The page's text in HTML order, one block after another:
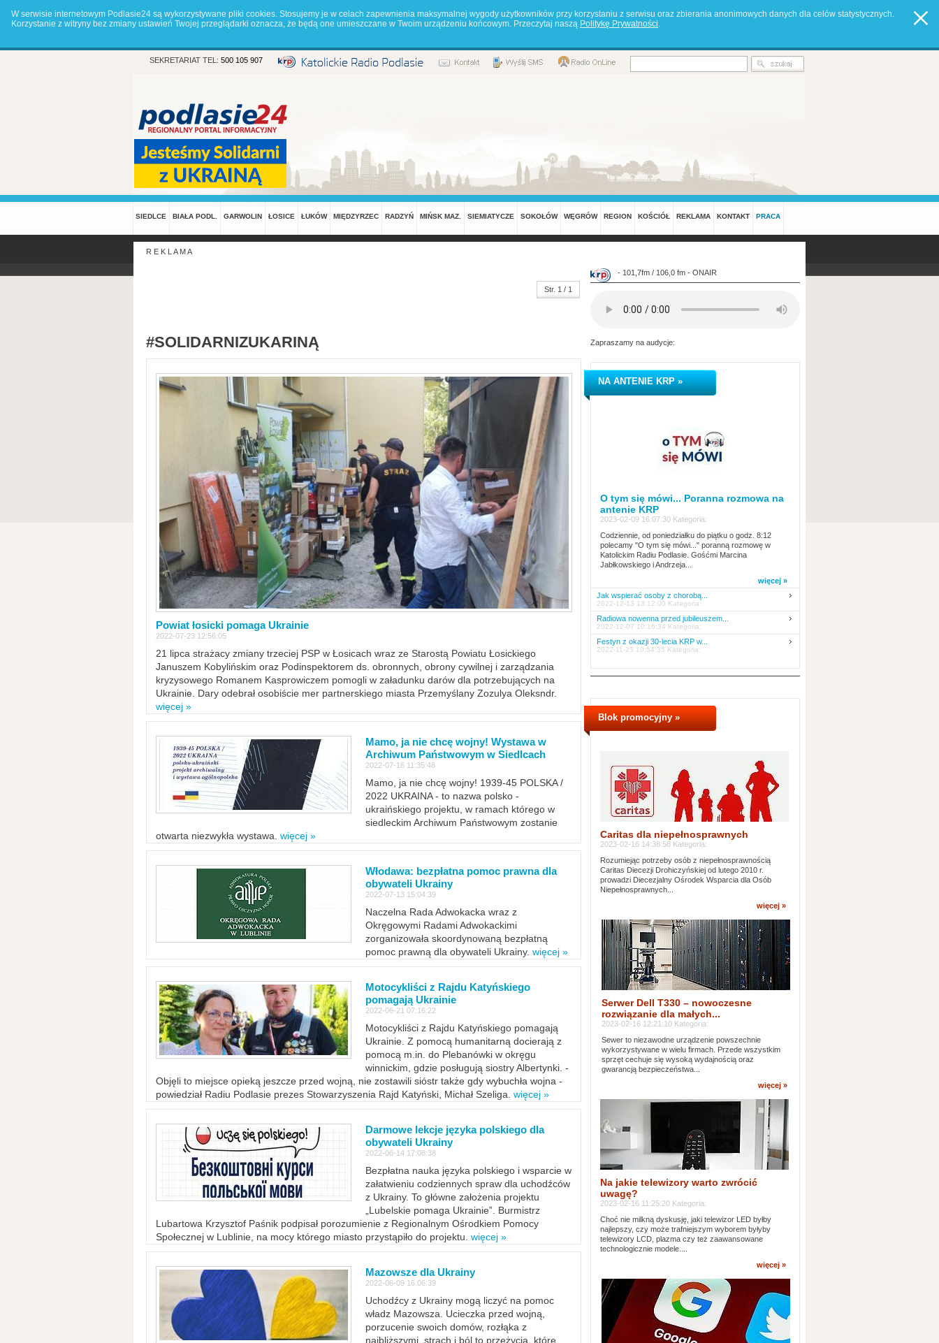
W serwisie internetowym Podlasie24 są wykorzystywane pliki cookies. Stosujemy je w celach zapewnienia maksymalnej wygody użytkowników przy korzystaniu z serwisu oraz zbierania anonimowych danych dla celów statystycznych.
Korzystanie z witryny bez zmiany ustawień Twojej przeglądarki oznacza, że będą one umieszczane w Twoim urządzeniu końcowym. Przeczytaj naszą Politykę Prywatności.
SEKRETARIAT TEL: 500 105 907
SIEDLCE BIAŁA PODL. GARWOLIN ŁOSICE ŁUKÓW MIĘDZYRZEC RADZYŃ MIŃSK MAZ. SIEMIATYCZE SOKOŁÓW WĘGRÓW REGION KOŚCIÓŁ REKLAMA KONTAKT PRACA
R E K L A M A
Str. 1 / 1
#SOLIDARNIZUKARINĄ
Powiat łosicki pomaga Ukrainie
2022-07-23 12:56:05
21 lipca strażacy zmiany trzeciej PSP w Łosicach wraz ze Starostą Powiatu Łosickiego
Januszem Kobylińskim oraz Podinspektorem ds. obronnych, obrony cywilnej i zarządzania
kryzysowego Romanem Kasprowiczem pomogli w załadunku darów dla potrzebujących na
Ukrainie. Dary odebrał osobiście mer partnerskiego miasta Przemyślany Zozulya Oleksndr.
więcej »
Mamo, ja nie chcę wojny! Wystawa w
Archiwum Państwowym w Siedlcach
2022-07-16 11:35:48
Mamo, ja nie chcę wojny! 1939-45 POLSKA /
2022 UKRAINA - to nazwa polsko -
ukraińskiego projektu, w ramach którego w
siedleckim Archiwum Państwowym zostanie
otwarta niezwykła wystawa. więcej »
Włodawa: bezpłatna pomoc prawna dla
obywateli Ukrainy
2022-07-13 15:04:39
Naczelna Rada Adwokacka wraz z
Okręgowymi Radami Adwokackimi
zorganizowała skoordynowaną bezpłatną
pomoc prawną dla obywateli Ukrainy. więcej »
Motocykliści z Rajdu Katyńskiego
pomagają Ukrainie
2022-06-21 07:16:22
Motocykliści z Rajdu Katyńskiego pomagają
Ukrainie. Z pomocą humanitarną docierają z
pomocą m.in. do Plebanówki w okręgu
winnickim, gdzie posługują siostry Albertynki. -
Objęli to miejsce opieką jeszcze przed wojną, nie zostawili sióstr także gdy wybuchła wojna -
powiedział Radiu Podlasie prezes Stowarzyszenia Rajd Katyński, Michał Szeliga. więcej »
Darmowe lekcje języka polskiego dla
obywateli Ukrainy
2022-06-14 17:08:38
Bezpłatna nauka języka polskiego i wsparcie w
załatwieniu codziennych spraw dla uchodźców
z Ukrainy. To główne założenia projektu
„Lubelskie pomaga Ukrainie”. Burmistrz
Lubartowa Krzysztof Paśnik podpisał porozumienie z Regionalnym Ośrodkiem Pomocy
Społecznej w Lublinie, na mocy którego miasto przystąpiło do projektu. więcej »
Mazowsze dla Ukrainy
2022-06-09 16:06:39
Uchodźcy z Ukrainy mogą liczyć na pomoc
władz Mazowsza. Ucieczka przed wojną,
porzucenie swoich domów, rozłąka z
najbliższymi, strach i ból to przeżycia, które
- 101,7fm / 106,0 fm - ONAIR
Zapraszamy na audycje:
NA ANTENIE KRP »
O tym się mówi... Poranna rozmowa na
antenie KRP
2023-02-09 16:07:30 Kategoria:
Codziennie, od poniedziałku do piątku o godz. 8:12
polecamy "O tym się mówi..." poranną rozmowę w
Katolickim Radiu Podlasie. Gośćmi Marcina
Jabłkowskiego i Andrzeja...
więcej »
Jak wspierać osoby z chorobą...
2022-12-13 13:12:00 Kategoria:
Radiowa nowenna przed jubileuszem...
2022-12-07 10:16:34 Kategoria:
Festyn z okazji 30-lecia KRP w...
2022-11-25 10:54:35 Kategoria:
Blok promocyjny »
Caritas dla niepełnosprawnych
2023-02-16 14:38:58 Kategoria:
Rozumiejąc potrzeby osób z niepełnosprawnością
Caritas Diecezji Drohiczyńskiej od lutego 2010 r.
prowadzi Diecezjalny Ośrodek Wsparcia dla Osób
Niepełnosprawnych...
więcej »
Serwer Dell T330 – nowoczesne
rozwiązanie dla małych...
2023-02-16 12:21:10 Kategoria:
Sewer to niezawodne urządzenie powszechnie
wykorzystywane w wielu firmach. Przede wszystkim
sprzęt cechuje się wysoką wydajnością oraz
gwarancją bezpieczeństwa...
więcej »
Na jakie telewizory warto zwrócić
uwagę?
2023-02-16 11:25:20 Kategoria:
Choć nie milkną dyskusję, jaki telewizor LED byłby
najlepszy, czy może trafniejszym wyborem byłyby
telewizory LCD, plazma czy też zaawansowane
technologicznie modele....
więcej »